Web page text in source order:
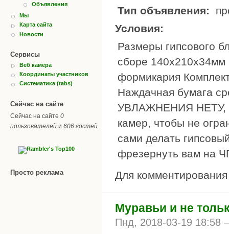
Объявления
Мы
Карта сайта
Новости
Сервисы
Веб камера
Координаты участников
Систематика (tabs)
Сейчас на сайте
Сейчас на сайте 0
пользователей и 606 гостей
Просто реклама
Тип объявления:
Условия:
Размеры гипсового
сборе 140х210х34мм
формикария
Наждачная бумага
УВЛАЖНЕНИЯ НЕТУ,
камер, чтобы не
сами делать
фрезернуть вам на
Для
Муравьи и не
Пнд, 2018-03-19